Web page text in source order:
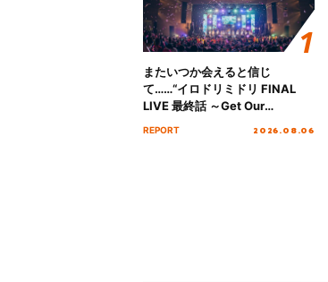
またいつか会えると信じ
て……“イロドリミドリ FINAL
LIVE 最終話 ～Get Our
REPORT 2026.08.06